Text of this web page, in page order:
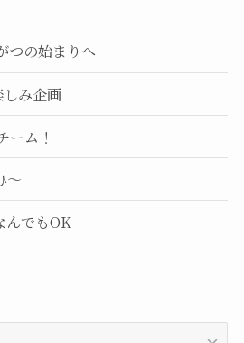
つの始まりへ
み企画
ーム！
～
んでもOK